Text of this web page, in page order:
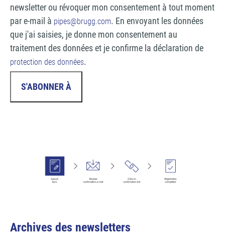
newsletter ou révoquer mon consentement à tout moment
par e-mail à pipes@brugg.com. En envoyant les données
que j'ai saisies, je donne mon consentement au
traitement des données et je confirme la déclaration de
protection des données.
Archives des newsletters